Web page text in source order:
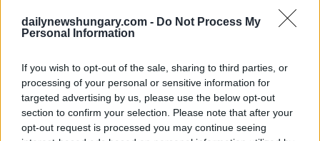
dailynewshungary.com - Do Not Process My
Personal Information
If you wish to opt-out of the sale, sharing to third parties, or
processing of your personal or sensitive information for
targeted advertising by us, please use the below opt-out
section to confirm your selection. Please note that after your
opt-out request is processed you may continue seeing
200.000, während die ungarischen Besuche in China etwa
157.000 erreichten. Während es traditionell ein
relativ ausgeglichenes Muster des Austauschs in beide
Richtungen hin.
Zweitens wird die Zusammenarbeit stetig vertieft. In den
letzten Jahren ist die Zahl der Besucher zwischenChina und
Ungarn
stetig gestiegen, wobei die touristische